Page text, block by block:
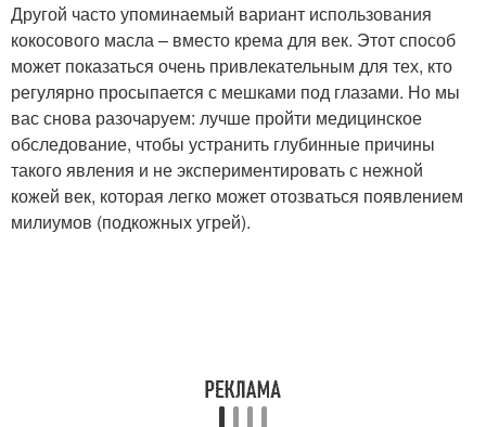
Другой часто упоминаемый вариант использования
кокосового масла – вместо крема для век. Этот способ
может показаться очень привлекательным для тех, кто
регулярно просыпается с мешками под глазами. Но мы
вас снова разочаруем: лучше пройти медицинское
обследование, чтобы устранить глубинные причины
такого явления и не экспериментировать с нежной
кожей век, которая легко может отозваться появлением
милиумов (подкожных угрей).